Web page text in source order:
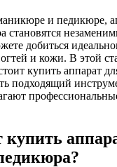
и педикюре,
становятся
добиться
и кожи. В этой
купить аппарат
подходящий
купить